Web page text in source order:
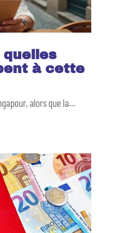
quelles
à cette
alors que la…